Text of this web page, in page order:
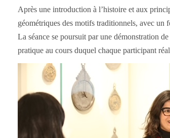
Après une introduction à l’histoire et aux
géométriques des motifs traditionnels, avec un
La séance se poursuit par une démonstration
pratique au cours duquel chaque participant